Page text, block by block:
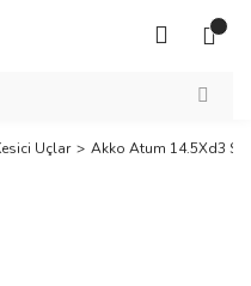
Uçlar Akko Atum 14.5Xd3